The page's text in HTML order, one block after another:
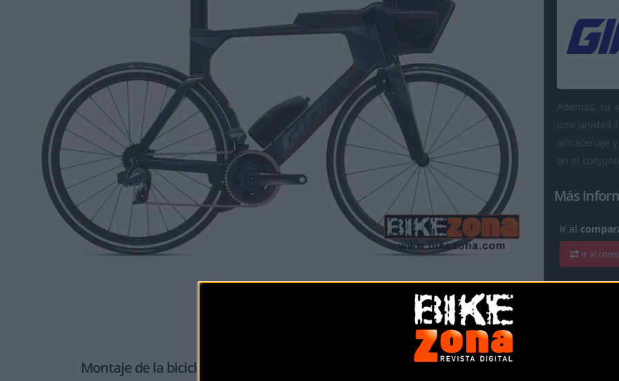
Además, su
una unidad
almacenaje
en el
Más
Ir al
Ir al
Montaje de la bicicleta